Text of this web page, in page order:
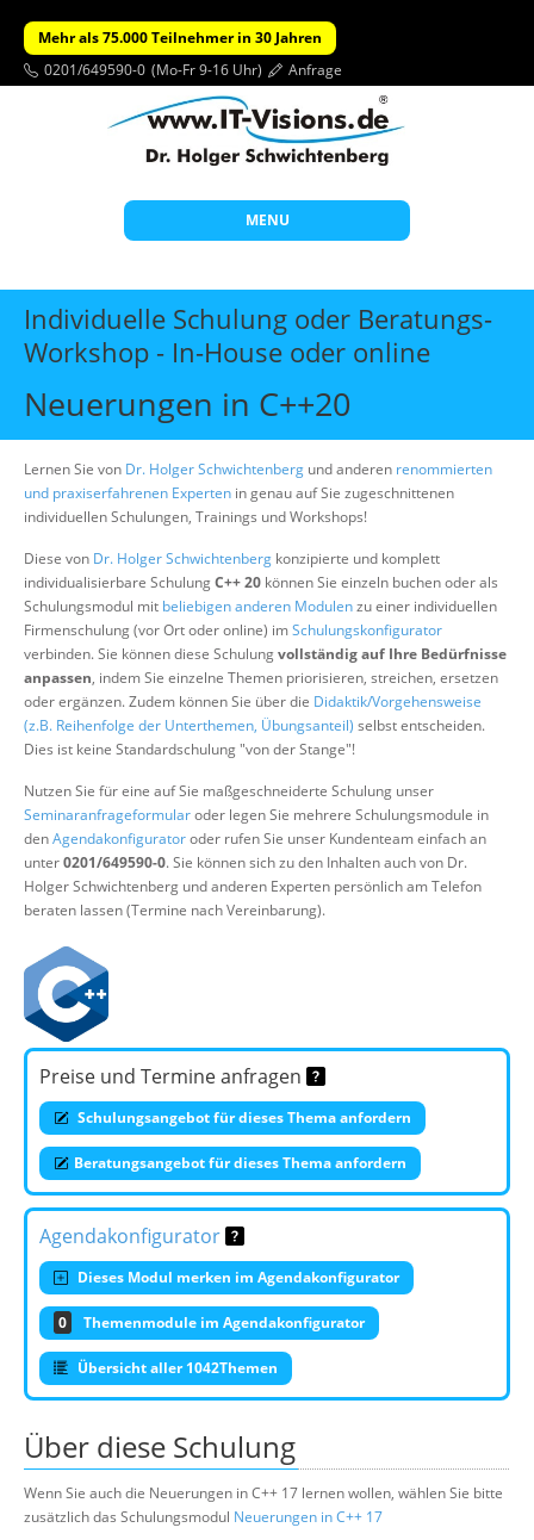
Mehr als 75.000 Teilnehmer in 30 Jahren
0201/649590-0 (Mo-Fr 9-16 Uhr) Anfrage
MENU
Start
Themen
Individuelle Schulungen
Offene Seminare
Wissen
Über uns
Suche
Individuelle Schulung oder Beratungs-
Workshop - In-House oder online
Neuerungen in C++20
Lernen Sie von Dr. Holger Schwichtenberg und anderen renommierten
und praxiserfahrenen Experten in genau auf Sie zugeschnittenen
individuellen Schulungen, Trainings und Workshops!
Diese von Dr. Holger Schwichtenberg konzipierte und komplett
individualisierbare SchulungC++ 20 können Sie einzeln buchen oder als
Schulungsmodul mit beliebigen anderen Modulenzu einer individuellen
Firmenschulung (vor Ort oder online) imSchulungskonfigurator
verbinden. Sie können diese Schulungvollständig auf Ihre Bedürfnisse
anpassen, indem Sie einzelne Themen priorisieren, streichen, ersetzen
oder ergänzen. Zudem können Sie über die Didaktik/Vorgehensweise
(z.B. Reihenfolge der Unterthemen, Übungsanteil) selbst entscheiden.
Dies ist keine Standardschulung "von der Stange"!
Nutzen Sie für eine auf Sie maßgeschneiderte Schulung unser
Seminaranfrageformularoder legen Sie mehrere Schulungsmodule in
denAgendakonfiguratoroder rufen Sie unser Kundenteam einfach an
unter0201/649590-0. Sie können sich zu den Inhalten auch von Dr.
Holger Schwichtenberg und anderen Experten persönlich am Telefon
beraten lassen (Termine nach Vereinbarung).
Preise und Termine anfragen
Schulungsangebot für dieses Thema anfordern
Beratungsangebot für dieses Thema anfordern
Agendakonfigurator
Dieses Modul merken im Agendakonfigurator
0 Themenmodule im Agendakonfigurator
Übersicht aller 1042Themen
Über diese Schulung
Wenn Sie auch die Neuerungen in C++ 17 lernen wollen, wählen Sie bitte
zusätzlich das Schulungsmodul Neuerungen in C++ 17